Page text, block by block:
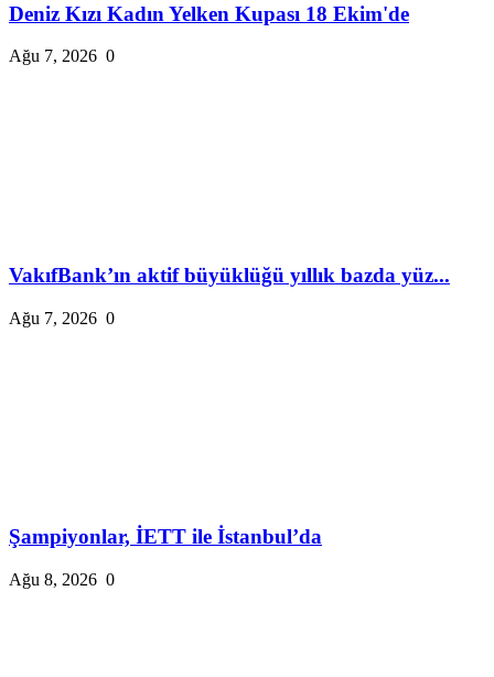
Deniz Kızı Kadın Yelken Kupası 18 Ekim'de
Ağu 7, 2026 0
VakıfBank’ın aktif büyüklüğü yıllık bazda yüz...
Ağu 7, 2026 0
Şampiyonlar, İETT ile İstanbul’da
Ağu 8, 2026 0